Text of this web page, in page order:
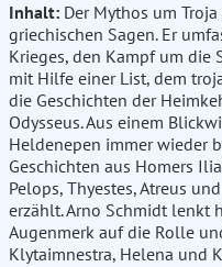
Inhalt: Der Mythos um
griechischen Sagen. Er
Krieges, den Kampf um die
mit Hilfe einer List, dem
die Geschichten der
Odysseus. Aus einem
Heldenepen immer wieder
Geschichten aus Homers
Pelops, Thyestes, Atreus
erzählt. Arno Schmidt lenkt
Augenmerk auf die Rolle
Klytaimnestra, Helena und